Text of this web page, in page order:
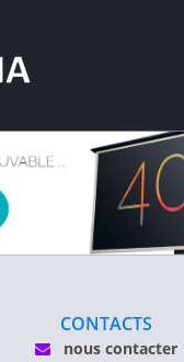
CONTACTS
nous contacter